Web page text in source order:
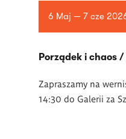
6 Maj — 7 cze
Porządek i chaos /
Zapraszamy na
14:30 do Galerii za